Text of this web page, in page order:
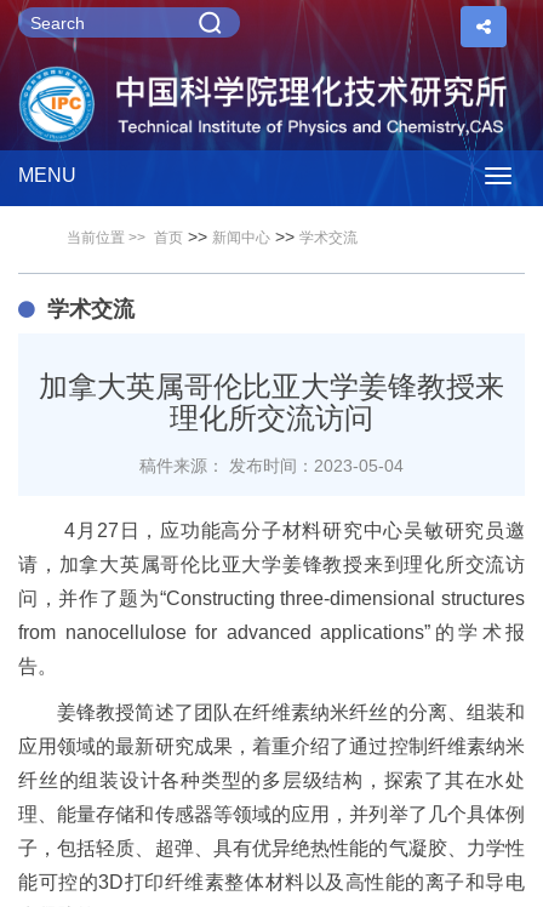
MENU
当前位置 >> 首页 >> 新闻中心 >> 学术交流
学术交流
加拿大英属哥伦比亚大学姜锋教授来
理化所交流访问
稿件来源： 发布时间：2023-05-04
4 月 27 日，应功能高分子材料研究中心吴敏研究员邀
请，加拿大英属哥伦比亚大学姜锋教授来到理化所交流访
问，并作了题为“Constructing three-dimensional structures
from nanocellulose for advanced applications”的学术报
告。
姜锋教授简述了团队在纤维素纳米纤丝的分离、组装和
应用领域的最新研究成果，着重介绍了通过控制纤维素纳米
纤丝的组装设计各种类型的多层级结构，探索了其在水处
理、能量存储和传感器等领域的应用，并列举了几个具体例
子，包括轻质、超弹、具有优异绝热性能的气凝胶、力学性
能可控的3D打印纤维素整体材料以及高性能的离子和导电